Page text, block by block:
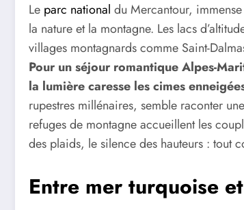
Le parc national du Mercantour,
la nature et la montagne. Les lacs
villages montagnards comme Saint-
Pour un séjour romantique Alpes-
la lumière caresse les cimes
rupestres millénaires, semble raconter
refuges de montagne accueillent les
des plaids, le silence des hauteurs : tout
Entre mer turquoise